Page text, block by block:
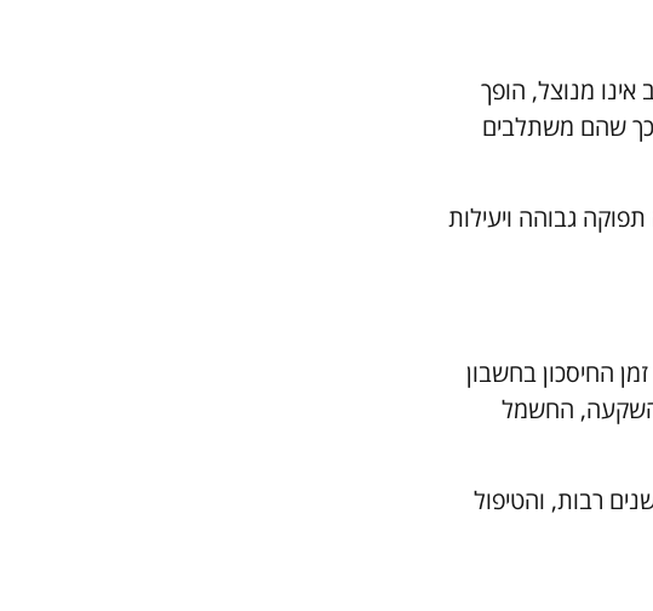
מנוצל, הופך
כך שהם משתלבים
גבוהה ויעילות
החיסכון בחשבון
החשמל
רבות, והטיפול